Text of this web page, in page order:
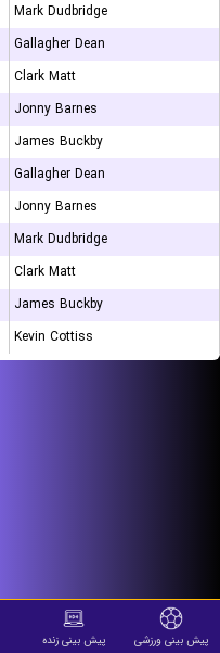
Mark Dudbridge
Gallagher Dean
Clark Matt
Jonny Barnes
James Buckby
Gallagher Dean
Jonny Barnes
Mark Dudbridge
Clark Matt
James Buckby
Kevin Cottiss
پیش بینی ورزشی پیش بینی زنده